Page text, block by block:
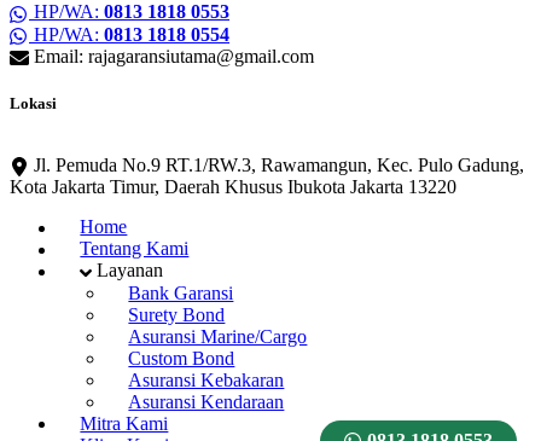
HP/WA: 0813 1818 0553
HP/WA: 0813 1818 0554
Email: rajagaransiutama@gmail.com
Lokasi
Jl. Pemuda No.9 RT.1/RW.3, Rawamangun, Kec. Pulo Gadung,
Kota Jakarta Timur, Daerah Khusus Ibukota Jakarta 13220
Home
Tentang Kami
Layanan
Bank Garansi
Surety Bond
Asuransi Marine/Cargo
Custom Bond
Asuransi Kebakaran
Asuransi Kendaraan
Mitra Kami